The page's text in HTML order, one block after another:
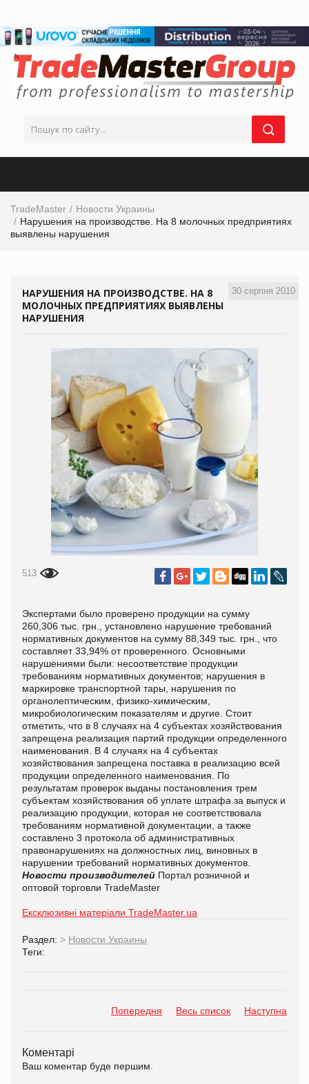
TradeMaster
Новости Украины
Нарушения на производстве. На 8 молочных предприятиях
выявлены нарушения
30 серпня 2010
НАРУШЕНИЯ НА ПРОИЗВОДСТВЕ. НА 8
МОЛОЧНЫХ ПРЕДПРИЯТИЯХ ВЫЯВЛЕНЫ
НАРУШЕНИЯ
513
Экспертами было проверено продукции на сумму
260,306 тыс. грн., установлено нарушение требований
нормативных документов на сумму 88,349 тыс. грн., что
составляет 33,94% от проверенного. Основными
нарушениями были: несоответствие продукции
требованиям нормативных документов; нарушения в
маркировке транспортной тары, нарушения по
органолептическим, физико-химическим,
микробиологическим показателям и другие. Стоит
отметить, что в 8 случаях на 4 субъектах хозяйствования
запрещена реализация партий продукции определенного
наименования. В 4 случаях на 4 субъектах
хозяйствования запрещена поставка в реализацию всей
продукции определенного наименования. По
результатам проверок выданы постановления трем
субъектам хозяйствования об уплате штрафа за выпуск и
реализацию продукции, которая не соответствовала
требованиям нормативной документации, а также
составлено 3 протокола об административных
правонарушениях на должностных лиц, виновных в
нарушении требований нормативных документов.
Новости производителей Портал розничной и
оптовой торговли TradeMaster
Ексклюзивні матеріали TradeMaster.ua
Раздел: > Новости Украины
Теги:
Попередня Весь список Наступна
Коментарі
Ваш коментар буде першим.